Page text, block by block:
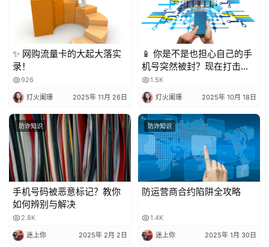
✨ 网购流量卡的大起大落实
录！
926
灯火阑珊 2025年 11月 26日
📱 你是不是也担心自己的手
机号突然被封？现在打击骚
扰电话越来越严格，一不小
心就可能中招！今天就来聊
聊，到底被多少人标记会封
号？又该怎么避免？
1.5K
灯火阑珊 2025年 10月 18日
防诈知识
手机号码被恶意标记？教你
如何辨别与解决
2.8K
迷上你 2025年 2月 2日
防诈知识
防运营商合约陷阱全攻略
1.4K
迷上你 2025年 1月 30日